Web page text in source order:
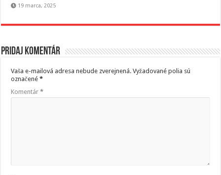
19 marca, 2025
Pridaj komentár
Vaša e-mailová adresa nebude zverejnená. Vyžadované polia sú
označené*
Komentár*